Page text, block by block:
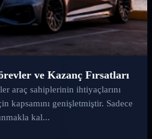
ve Kazanç Fırsatları
araç sahiplerinin ihtiyaçlarını
kapsamını genişletmiştir. Sadece
kal...